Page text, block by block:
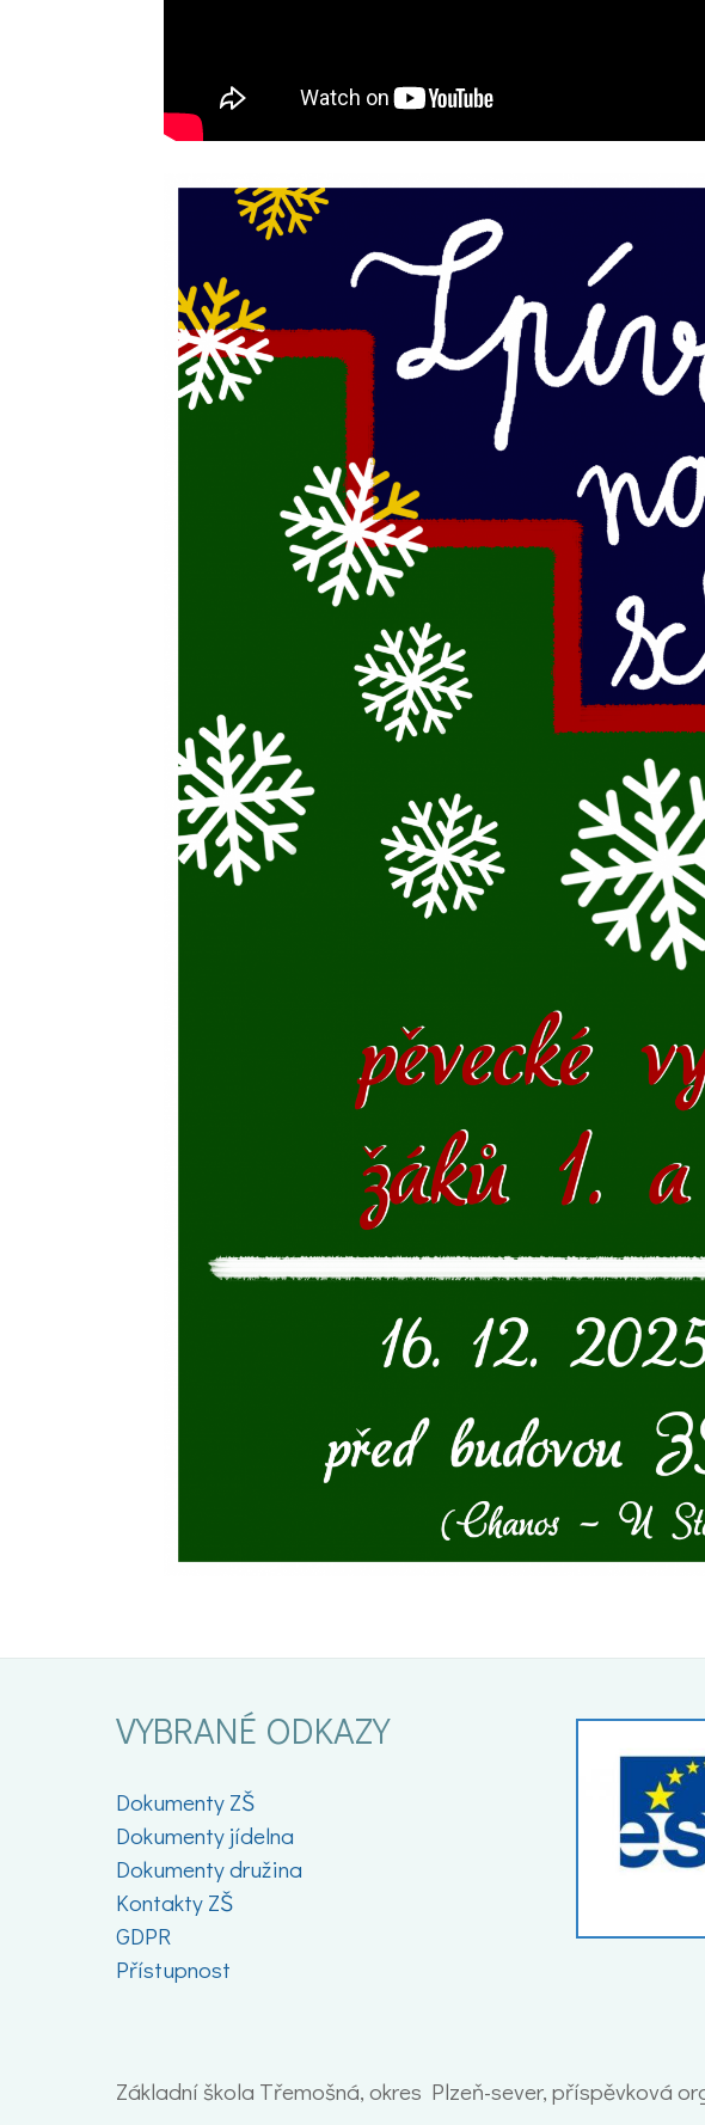
VYBRANÉ ODKAZY
Dokumenty ZŠ
Dokumenty jídelna
Dokumenty družina
Kontakty ZŠ
GDPR
Přístupnost
Základní škola Třemošná, okres Plzeň-sever, příspěvková